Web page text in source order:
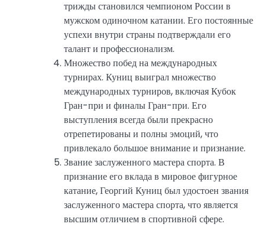
трижды становился чемпионом России в
мужском одиночном катании. Его постоянные
успехи внутри страны подтверждали его
талант и профессионализм.
Множество побед на международных
турнирах. Куниц выиграл множество
международных турниров, включая Кубок
Гран-при и финалы Гран-при. Его
выступления всегда были прекрасно
отрепетированы и полны эмоций, что
привлекало большое внимание и признание.
Звание заслуженного мастера спорта. В
признание его вклада в мировое фигурное
катание, Георгий Куниц был удостоен звания
заслуженного мастера спорта, что является
высшим отличием в спортивной сфере.